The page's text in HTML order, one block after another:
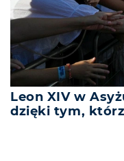
Leon XIV w
dzięki tym,